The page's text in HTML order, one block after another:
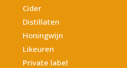
Cider
Distillaten
Honingwijn
Likeuren
Private label